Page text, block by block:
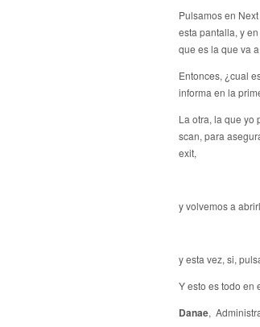
Pulsamos en
esta pantalla, y
que es la que va
Entonces, ¿cual
informa en la
La otra, la que yo
scan, para
exit,
y volvemos a
y esta vez, si,
Y esto es todo en
Danae,